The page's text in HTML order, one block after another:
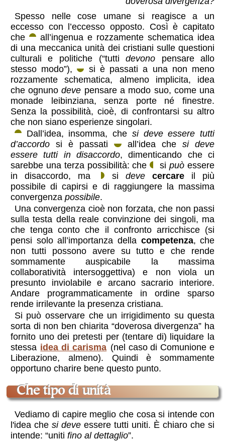
Spesso nelle cose umane si reagisce a un
eccesso con l’eccesso opposto. Così è capitato
che
all’ingenua e rozzamente schematica idea
di una meccanica unità dei cristiani sulle questioni
culturali e politiche (“tuttidevono pensare allo
stesso modo”),
si è passati a una non meno
rozzamente schematica, almeno implicita, idea
che ognunodeve pensare a modo suo, come una
monade leibinziana, senza porte né finestre.
Senza la possibilità, cioè, di confrontarsi su altro
che non siano esperienze singolari.
Dall’idea, insomma, che si deve essere tutti
d’accordosi è passati all’idea chesi deve
essere tutti in disaccordo, dimenticando che ci
sarebbe una terza possibilità: che
sipuò essere
in disaccordo, ma
si deve cercareil più
possibile di capirsi e di raggiungere la massima
convergenza possibile.
Una convergenza cioè non forzata, che non passi
sulla testa della reale convinzione dei singoli, ma
che tenga conto che il confronto arricchisce (si
pensi solo all’importanza della competenza, che
non tutti possono avere su tutto e che rende
sommamente auspicabile la massima
collaboratività intersoggettiva) e non viola un
presunto inviolabile e arcano sacrario interiore.
Andare programmaticamente in ordine sparso
rende irrilevante la presenza cristiana.
Si può osservare che un irrigidimento su questa
sorta di non ben chiarita “doverosa divergenza” ha
fornito uno dei pretesti per (tentare di) liquidare la
stessa idea di carisma (nel caso di Comunione e
Liberazione, almeno). Quindi è sommamente
opportuno charire bene questo punto.
che tipo di unità
Vediamo di capire meglio che cosa si intende con
l'idea che si deveessere tutti uniti. È chiaro che si
intende: “uniti fino al dettaglio”.